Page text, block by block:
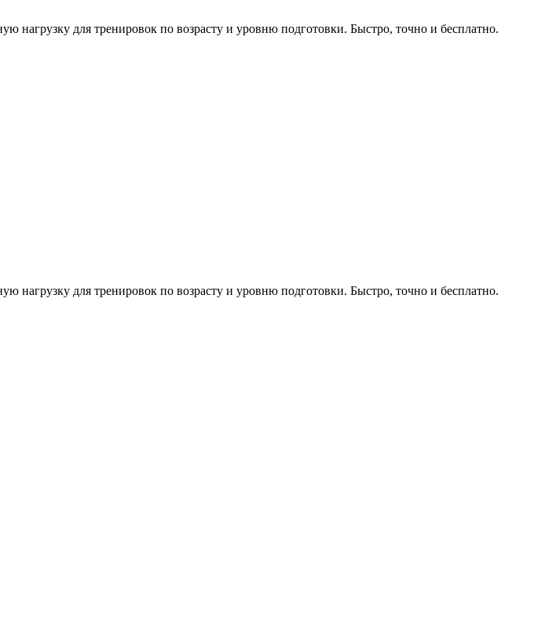
нагрузку для тренировок по возрасту и уровню подготовки. Быстро, точно и бесплатно.
нагрузку для тренировок по возрасту и уровню подготовки. Быстро, точно и бесплатно.